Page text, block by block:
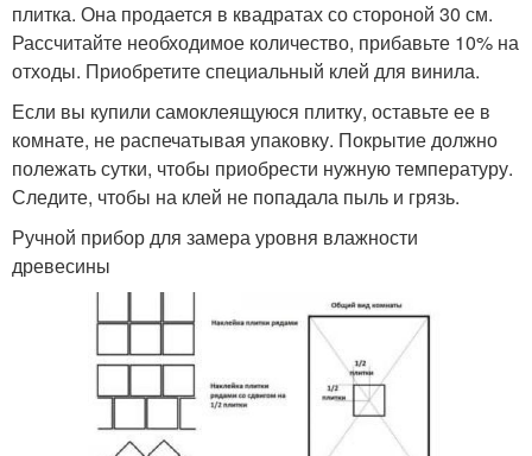
плитка. Она продается в квадратах со стороной 30 см.
Рассчитайте необходимое количество, прибавьте 10% на
отходы. Приобретите специальный клей для винила.
Если вы купили самоклеящуюся плитку, оставьте ее в
комнате, не распечатывая упаковку. Покрытие должно
полежать сутки, чтобы приобрести нужную температуру.
Следите, чтобы на клей не попадала пыль и грязь.
Ручной прибор для замера уровня влажности
древесины